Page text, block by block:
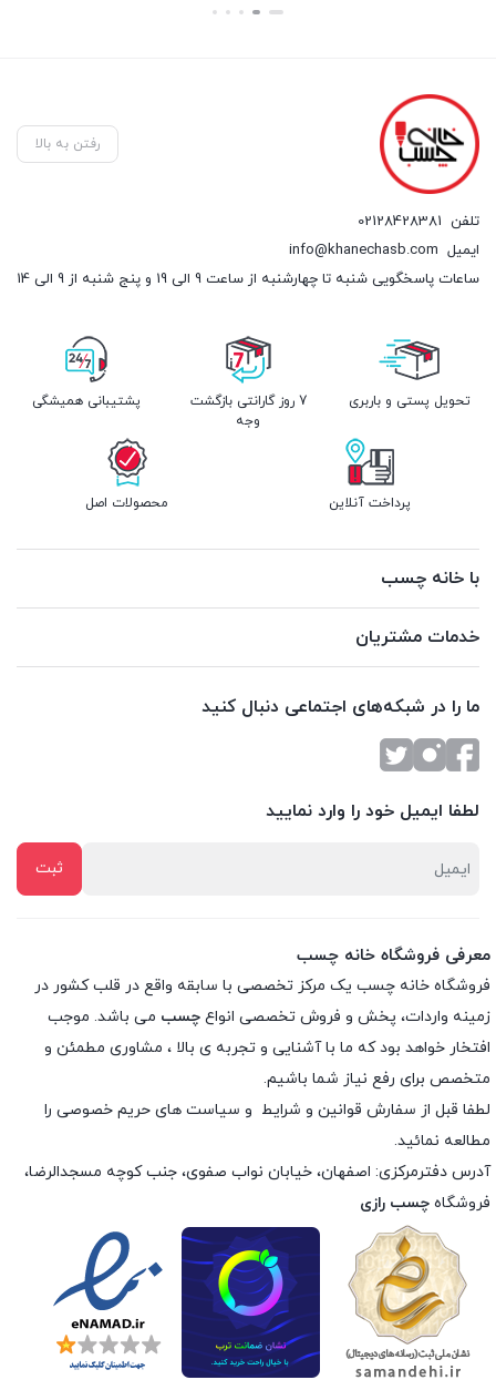
رفتن به بالا
تلفن 02128428381
ایمیل info@khanechasb.com
ساعات پاسخگویی شنبه تا چهارشنبه از ساعت 9 الی 19 و پنج شنبه از 9 الی 14
تحویل پستی و باربری
7 روز گارانتی بازگشت
وجه
پشتیبانی همیشگی
پرداخت آنلاین محصولات اصل
با خانه چسب
خدمات مشتریان
ما را در شبکه‌های اجتماعی دنبال کنید
لطفا ایمیل خود را وارد نمایید
معرفی فروشگاه خانه چسب
فروشگاه خانه چسب یک مرکز تخصصی با سابقه واقع در قلب کشور در
زمینه واردات، پخش و فروش تخصصی انواع چسب می باشد. موجب
افتخار خواهد بود که ما با آشنایی و تجربه ی بالا ، مشاوری مطمئن و
متخصص برای رفع نیاز شما باشیم.
لطفا قبل از سفارش قوانین و شرایط و سیاست های حریم خصوصی را
مطالعه نمائید.
آدرس دفترمرکزی: اصفهان، خیابان نواب صفوی، جنب کوچه مسجدالرضا،
فروشگاه چسب رازی